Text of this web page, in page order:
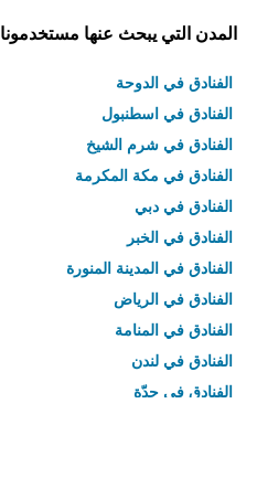
المدن التي يبحث عنها مستخدمونا
الفنادق في الدوحة
الفنادق في اسطنبول
الفنادق في شرم الشيخ
الفنادق في مكة المكرمة
الفنادق في دبي
الفنادق في الخبر
الفنادق في المدينة المنورة
الفنادق في الرياض
الفنادق في المنامة
الفنادق في لندن
الفنادق في جدّة